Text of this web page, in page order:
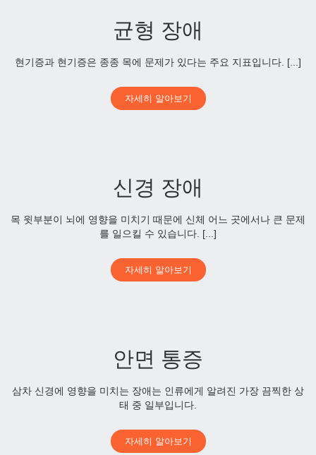
균형 장애
현기증과 현기증은 종종 목에 문제가 있다는 주요 지표입니다. [...]
자세히 알아보기
신경 장애
목 윗부분이 뇌에 영향을 미치기 때문에 신체 어느 곳에서나 큰 문제
를 일으킬 수 있습니다. [...]
자세히 알아보기
안면 통증
삼차 신경에 영향을 미치는 장애는 인류에게 알려진 가장 끔찍한 상
태 중 일부입니다.
자세히 알아보기